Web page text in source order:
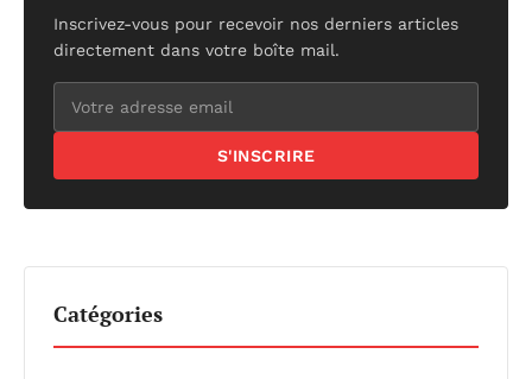
Inscrivez-vous pour recevoir nos derniers articles
directement dans votre boîte mail.
S'INSCRIRE
Catégories